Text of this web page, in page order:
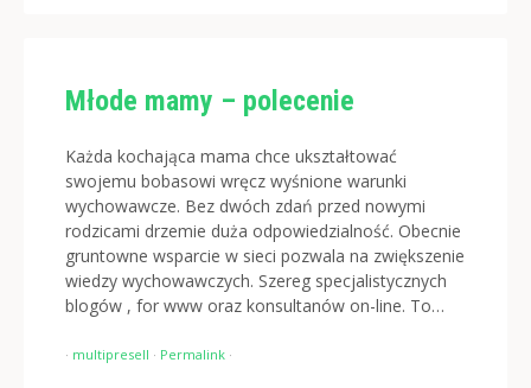
Młode mamy – polecenie
Każda kochająca mama chce ukształtować
swojemu bobasowi wręcz wyśnione warunki
wychowawcze. Bez dwóch zdań przed nowymi
rodzicami drzemie duża odpowiedzialność. Obecnie
gruntowne wsparcie w sieci pozwala na zwiększenie
wiedzy wychowawczych. Szereg specjalistycznych
blogów , for www oraz konsultanów on-line. To…
· multipresell · Permalink ·